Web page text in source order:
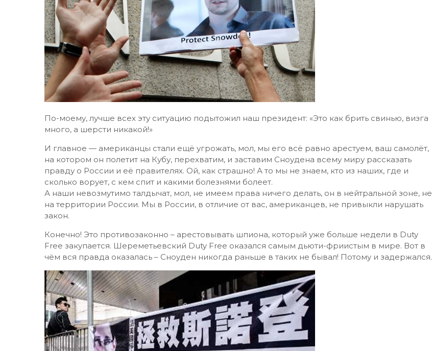
По-моему, лучше всех эту ситуацию подытожил наш президент: «Это как брить свинью, визга
много, а шерсти никакой!»
И главное — американцы стали ещё угрожать, мол, мы его всё равно арестуем, ваш самолёт,
на котором он полетит на Кубу, перехватим, и заставим Сноудена всему миру рассказать
правду о России и её правителях. Ой, как страшно! А то мы не знаем, кто из наших, где и
сколько ворует, с кем спит и какими болезнями болеет.
А наши невозмутимо талдычат, мол, не имеем права ничего делать, он в нейтральной зоне, не
на территории России. Мы в России, в отличие от вас, американцев, не привыкли нарушать
закон.
Конечно! Это противозаконно – арестовывать шпиона, который уже больше недели в Duty
Free закупается. Шереметьевский Duty Free оказался самым дьюти-фриистым в мире. Вот в
чём вся правда оказалась – Сноуден никогда раньше в таких не бывал! Потому и задержался.